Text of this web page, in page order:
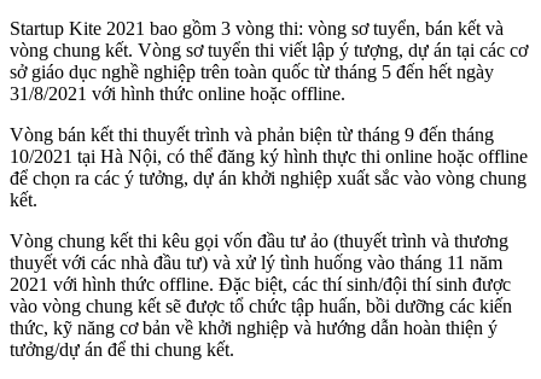
Startup Kite 2021 bao gồm 3 vòng thi: vòng sơ tuyển, bán kết và
vòng chung kết. Vòng sơ tuyển thi viết lập ý tượng, dự án tại các cơ
sở giáo dục nghề nghiệp trên toàn quốc từ tháng 5 đến hết ngày
31/8/2021 với hình thức online hoặc offline.
Vòng bán kết thi thuyết trình và phản biện từ tháng 9 đến tháng
10/2021 tại Hà Nội, có thể đăng ký hình thực thi online hoặc offline
để chọn ra các ý tưởng, dự án khởi nghiệp xuất sắc vào vòng chung
kết.
Vòng chung kết thi kêu gọi vốn đầu tư ảo (thuyết trình và thương
thuyết với các nhà đầu tư) và xử lý tình huống vào tháng 11 năm
2021 với hình thức offline. Đặc biệt, các thí sinh/đội thí sinh được
vào vòng chung kết sẽ được tổ chức tập huấn, bồi dưỡng các kiến
thức, kỹ năng cơ bản về khởi nghiệp và hướng dẫn hoàn thiện ý
tưởng/dự án để thi chung kết.